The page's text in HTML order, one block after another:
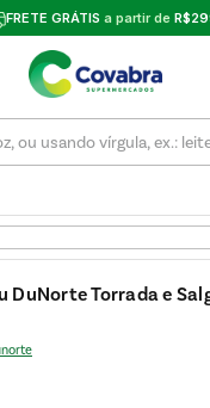
FRETE GRÁTIS a partir de
DuNorte Torrada e